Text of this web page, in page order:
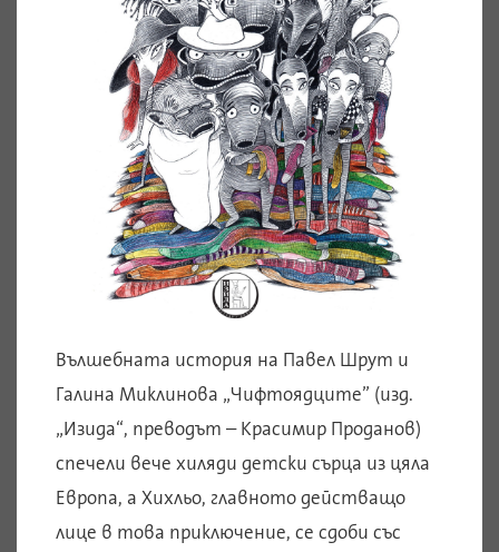
Вълшебната история на Павел Шрут и
Галина Миклинова „Чифтоядците” (изд.
„Изида“, преводът – Красимир Проданов)
спечели вече хиляди детски сърца из цяла
Европа, а Хихльо, главното действащо
лице в това приключение, се сдоби със